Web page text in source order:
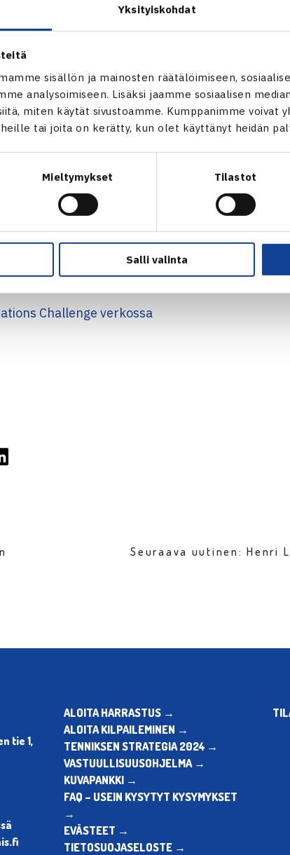
Yksityiskohdat
sisällön ja mainosten räätälöimiseen,
analysoimiseen. Lisäksi jaamme sosiaalisen
miten käytät sivustoamme. Kumppanimme voivat
tai joita on kerätty, kun olet käyttänyt heidän
Mieltymykset Tilastot
Salli valinta
Challenge verkossa
Träffin
Sandro Kopp ei antanut kakkosten pelissä HyTS:n
ja itävaltalaiset veivät nelinpelinkin vakuuttavasti,
Viron 3-0. Perjantaina Suomi kohtaa Viron ja Itävalta
joukkuekilpailu
Rakovnik, Tsekki
Itävalta – Otto Virtanen 60 62, Luka Mrsic Itävalta –
Itävalta – Roni Rikkonen/Otto Virtanen 62 60
Challenge verkossa
Seuraava uutinen: Henri
tie 1,
ALOITA HARRASTUS →
ALOITA KILPAILEMINEN →
TENNIKSEN STRATEGIA 2024 →
VASTUULLISUUSOHJELMA →
KUVAPANKKI →
FAQ – USEIN KYSYTYT KYSYMYKSET
→
EVÄSTEET →
TIETOSUOJASELOSTE →